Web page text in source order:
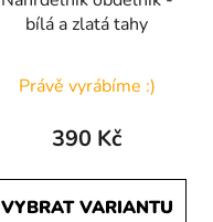
bílá a zlatá tahy
Právě vyrábíme :)
390 Kč
VYBRAT VARIANTU